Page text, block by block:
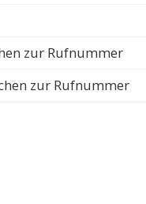
zur Rufnummer
zur Rufnummer